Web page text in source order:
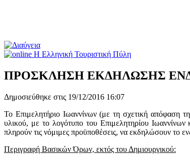
ΠΡΟΣΚΛΗΣΗ ΕΚΔΗΛΩΣΗΣ
Δημοσιεύθηκε στις 19/12/2016 16:07
Το Επιμελητήριο Ιωαννίνων (με τη σχετική απόφαση
υλικού, με το λογότυπο του Επιμελητηρίου
πληρούν τις νόμιμες προϋποθέσεις, να εκδηλώσουν το
Περιγραφή Βασικών Όρων, εκτός του Δημιουργικού: